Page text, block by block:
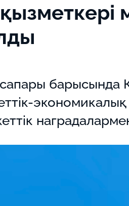
барысында